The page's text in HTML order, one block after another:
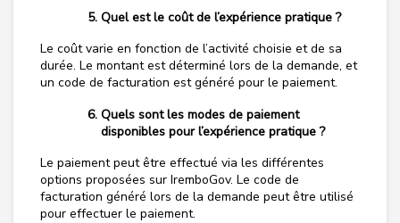
Quel est le coût de l’expérience pratique ?
Le coût varie en fonction de l’activité choisie et de sa
durée. Le montant est déterminé lors de la demande, et
un code de facturation est généré pour le paiement.
Quels sont les modes de paiement
disponibles pour l’expérience pratique ?
Le paiement peut être effectué via les différentes
options proposées sur IremboGov. Le code de
facturation généré lors de la demande peut être utilisé
pour effectuer le paiement.